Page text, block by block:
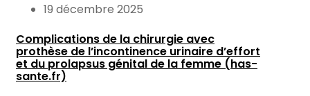
19 décembre 2025
Complications de la chirurgie avec
prothèse de l’incontinence urinaire d’effort
et du prolapsus génital de la femme (has-
sante.fr)